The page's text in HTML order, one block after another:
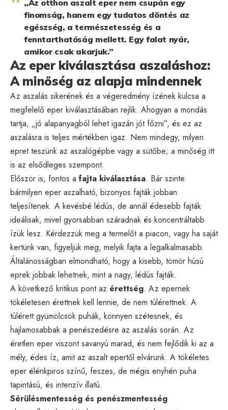
„Az otthon aszalt eper nem csupán egy
finomság, hanem egy tudatos döntés az
egészség, a természetesség és a
fenntarthatóság mellett. Egy falat nyár,
amikor csak akarjuk.”
Az eper kiválasztása aszaláshoz:
A minőség az alapja mindennek
Az aszalás sikerének és a végeredmény ízének kulcsa a
megfelelő eper kiválasztásában rejlik. Ahogyan a mondás
tartja, „jó alapanyagból lehet igazán jót főzni”, és ez az
aszalásra is teljes mértékben igaz. Nem mindegy, milyen
epret teszünk az aszalógépbe vagy a sütőbe; a minőség itt
is az elsődleges szempont.
Először is, fontos a fajta kiválasztása. Bár szinte
bármilyen eper aszalható, bizonyos fajták jobban
teljesítenek. A kevésbé lédús, de annál édesebb fajták
ideálisak, mivel gyorsabban száradnak és koncentráltabb
ízük lesz. Kérdezzük meg a termelőt a piacon, vagy ha saját
kertünk van, figyeljük meg, melyik fajta a legalkalmasabb.
Általánosságban elmondható, hogy a kisebb, tömör húsú
eprek jobbak lehetnek, mint a nagy, lédús fajták.
A következő kritikus pont az érettség. Az epernek
tökéletesen érettnek kell lennie, de nem túlérettnek. A
túlérett gyümölcsök puhák, könnyen szétesnek, és
hajlamosabbak a penészedésre az aszalás során. Az
éretlen eper viszont savanyú marad, és nem fejlődik ki az a
mély, édes íz, amit az aszalt epertől elvárunk. A tökéletes
eper élénkpiros színű, feszes, de mégis enyhén puha
tapintású, és intenzív illatú.
Sérülésmentesség és penészmentesség